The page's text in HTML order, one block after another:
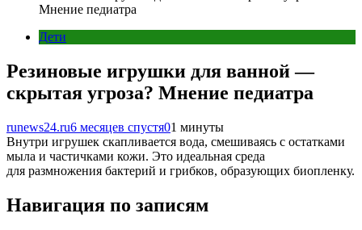
Мнение педиатра
Дети
Резиновые игрушки для ванной —
скрытая угроза? Мнение педиатра
runews24.ru6 месяцев спустя01 минуты
Внутри игрушек скапливается вода, смешиваясь с остатками
мыла и частичками кожи. Это идеальная среда
для размножения бактерий и грибков, образующих биопленку.
Навигация по записям